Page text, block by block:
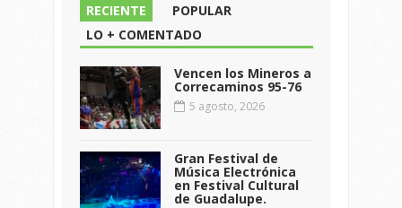
RECIENTE
POPULAR
LO + COMENTADO
Vencen los Mineros a
Correcaminos 95-76
5 agosto, 2026
Gran Festival de
Música Electrónica
en Festival Cultural
de Guadalupe.